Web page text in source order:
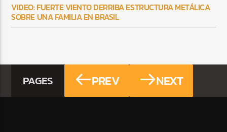
VIDEO: FUERTE VIENTO DERRIBA ESTRUCTURA METÁLICA
SOBRE UNA FAMILIA EN BRASIL
PAGES PREV NEXT